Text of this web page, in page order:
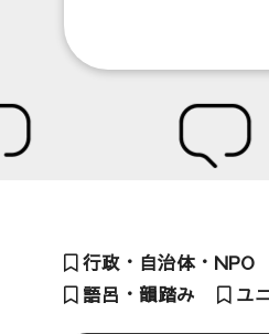
行政・自治体・NPO
語呂・韻踏み
ユ